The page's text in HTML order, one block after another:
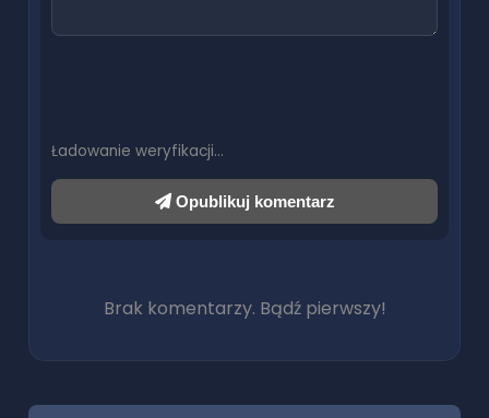
Ładowanie weryfikacji…
Opublikuj komentarz
Brak komentarzy. Bądź pierwszy!